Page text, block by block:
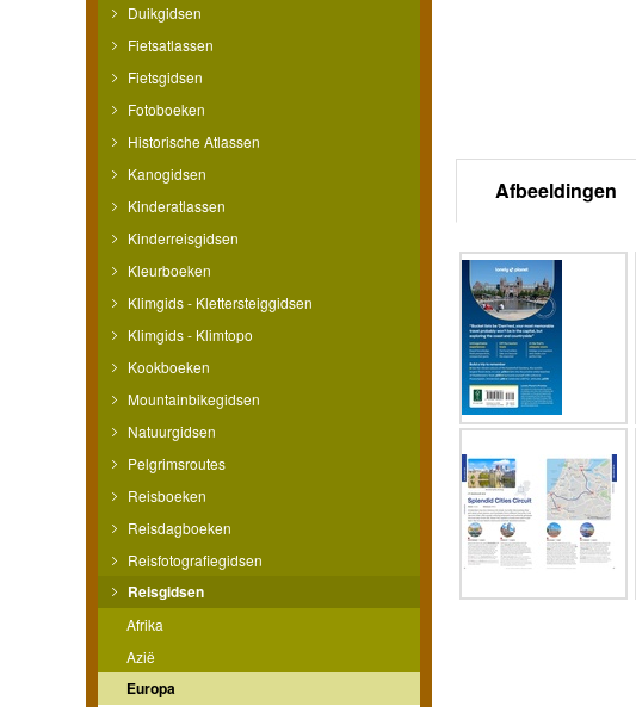
Duikgidsen
Fietsatlassen
Fietsgidsen
Fotoboeken
Historische Atlassen
Kanogidsen
Kinderatlassen
Kinderreisgidsen
Kleurboeken
Klimgids - Klettersteiggidsen
Klimgids - Klimtopo
Kookboeken
Mountainbikegidsen
Natuurgidsen
Pelgrimsroutes
Reisboeken
Reisdagboeken
Reisfotografiegidsen
Reisgidsen
Afrika
Azië
Europa
Afbeeldingen